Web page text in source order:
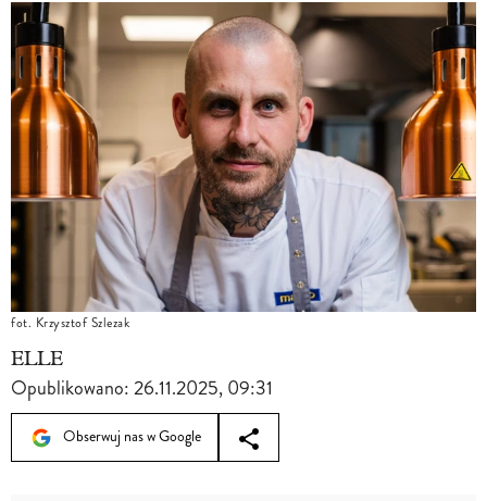
fot. Krzysztof Szlezak
ELLE
Opublikowano:26.11.2025, 09:31
Obserwuj nas w Google